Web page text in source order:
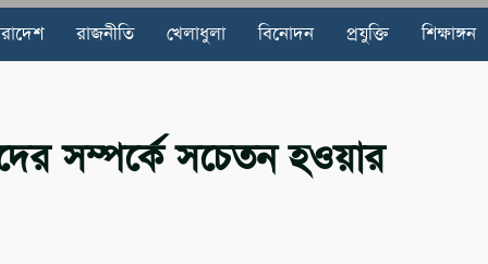
রাজনীতি খেলাধুলা বিনোদন প্রযুক্তি শিক্ষাঙ্গন
সম্পর্কে সচেতন হওয়ার